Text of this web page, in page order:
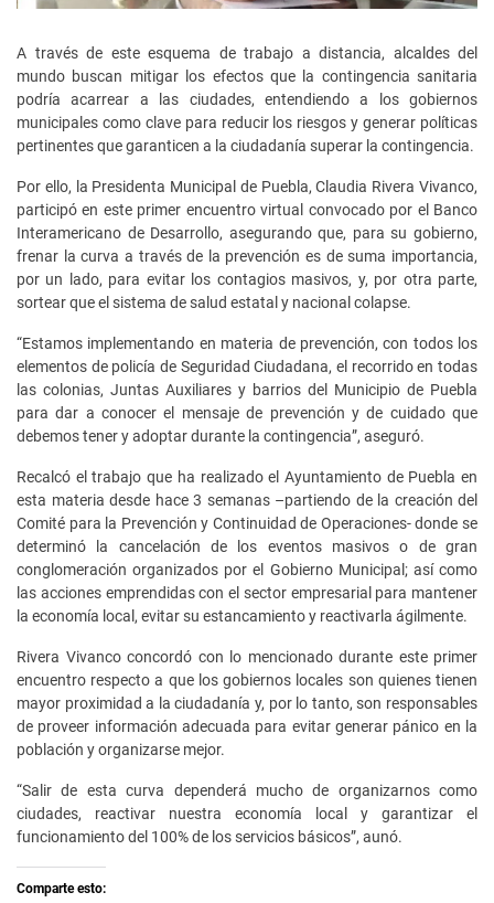
A través de este esquema de trabajo a distancia, alcaldes del
mundo buscan mitigar los efectos que la contingencia sanitaria
podría acarrear a las ciudades, entendiendo a los gobiernos
municipales como clave para reducir los riesgos y generar políticas
pertinentes que garanticen a la ciudadanía superar la contingencia.
Por ello, la Presidenta Municipal de Puebla, Claudia Rivera Vivanco,
participó en este primer encuentro virtual convocado por el Banco
Interamericano de Desarrollo, asegurando que, para su gobierno,
frenar la curva a través de la prevención es de suma importancia,
por un lado, para evitar los contagios masivos, y, por otra parte,
sortear que el sistema de salud estatal y nacional colapse.
“Estamos implementando en materia de prevención, con todos los
elementos de policía de Seguridad Ciudadana, el recorrido en todas
las colonias, Juntas Auxiliares y barrios del Municipio de Puebla
para dar a conocer el mensaje de prevención y de cuidado que
debemos tener y adoptar durante la contingencia”, aseguró.
Recalcó el trabajo que ha realizado el Ayuntamiento de Puebla en
esta materia desde hace 3 semanas –partiendo de la creación del
Comité para la Prevención y Continuidad de Operaciones- donde se
determinó la cancelación de los eventos masivos o de gran
conglomeración organizados por el Gobierno Municipal; así como
las acciones emprendidas con el sector empresarial para mantener
la economía local, evitar su estancamiento y reactivarla ágilmente.
Rivera Vivanco concordó con lo mencionado durante este primer
encuentro respecto a que los gobiernos locales son quienes tienen
mayor proximidad a la ciudadanía y, por lo tanto, son responsables
de proveer información adecuada para evitar generar pánico en la
población y organizarse mejor.
“Salir de esta curva dependerá mucho de organizarnos como
ciudades, reactivar nuestra economía local y garantizar el
funcionamiento del 100% de los servicios básicos”, aunó.
Comparte esto: